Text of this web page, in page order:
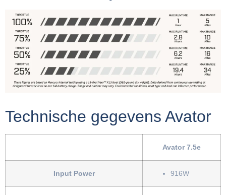
Technische gegevens Avator
Avator 7.5e
Input Power 916W